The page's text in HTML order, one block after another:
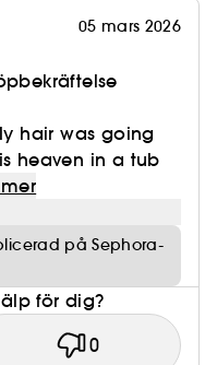
05 mars 2026
hair was going
heaven in a tub
på Sephora-
för dig?
0